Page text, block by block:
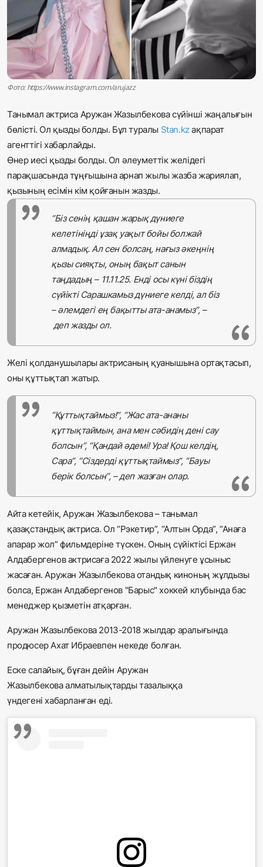
Жаңалықтар
Қоғам
Спорт
Журналистік зерттеу
Қазақ тілі
Фото: https://www.instagram.com/arujazz
Танымал актриса Аружан Жазылбекова сүйінші жаңалығын
бөлісті. Ол қызды болды. Бұл туралы Stan.kzақпарат
агенттігі хабарлайды.
Өнер иесі қызды болды. Ол әлеуметтік желідегі
парақшасында тұңғышына арнап жылы жазба жариялап,
қызының есімін кім қойғанын жазды.
“Біз сенің қашан жарық дүниеге
келетініңді ұзақ уақыт бойы болжай
алмадық. Ал сен болсаң, нағыз әкеңнің
қызы сияқты, оның бақыт санын
таңдадың – 11.11.25. Енді осы күні біздің
сүйікті Сарашкамыз дүниеге келді, ал біз
– әлемдегі ең бақытты ата-анамыз”, –
деп жазды ол.
Желі қолданушылары актрисаның қуанышына ортақтасып,
оны құттықтап жатыр.
“Құттықтаймыз!”, “Жас ата-ананы
құттықтаймын, ана мен сәбидің дені сау
болсын”, “Қандай әдемі! Ура! Қош келдің,
Сара”, “Сіздерді құттықтаймыз”, “Бауы
берік болсын”, – деп жазған олар.
Айта кетейік, Аружан Жазылбекова – танымал
қазақстандық актриса. Ол “Рэкетир”, “Алтын Орда”, “Анаға
апарар жол” фильмдеріне түскен. Оның сүйіктісі Ержан
Алдабергенов актрисаға 2022 жылы үйленуге ұсыныс
жасаған. Аружан Жазылбекова отандық киноның жұлдызы
болса, Ержан Алдабергенов "Барыс" хоккей клубында бас
менеджер қызметін атқарған.
Аружан Жазылбекова 2013-2018 жылдар аралығында
продюсер Ахат Ибраевпен некеде болған.
Еске салайық, бұған дейін Аружан
Жазылбековаалматылықтарды тазалыққа
үндегені хабарланған еді.